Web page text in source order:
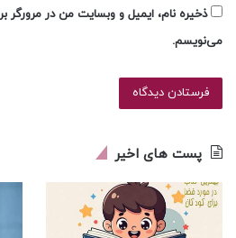
ذخیره نام، ایمیل و وبسایت من در مرورگر
می‌نویسم.
پست های اخیر